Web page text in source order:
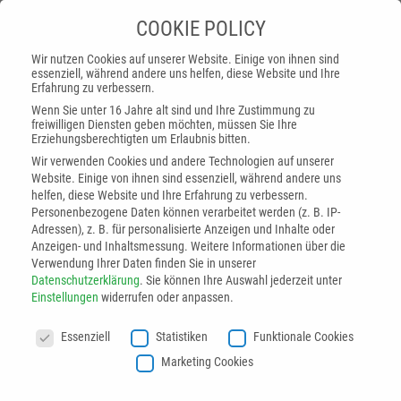
Startseite» Oberflächenbearbeitung
Roboter-Kraftregelung
COOKIE POLICY
Wir nutzen Cookies auf unserer Website. Einige von ihnen sind
essenziell, während andere uns helfen, diese Website und Ihre
Erfahrung zu verbessern.
Wenn Sie unter 16 Jahre alt sind und Ihre Zustimmung zu
freiwilligen Diensten geben möchten, müssen Sie Ihre
Erziehungsberechtigten um Erlaubnis bitten.
Wir verwenden Cookies und andere Technologien auf unserer
Website. Einige von ihnen sind essenziell, während andere uns
helfen, diese Website und Ihre Erfahrung zu verbessern.
Personenbezogene Daten können verarbeitet werden (z. B. IP-
Adressen), z. B. für personalisierte Anzeigen und Inhalte oder
Anzeigen- und Inhaltsmessung. Weitere Informationen über die
Verwendung Ihrer Daten finden Sie in unserer
Datenschutzerklärung. Sie können Ihre Auswahl jederzeit unter
Einstellungen widerrufen oder anpassen.
Essenziell
Statistiken
Funktionale Cookies
Marketing Cookies